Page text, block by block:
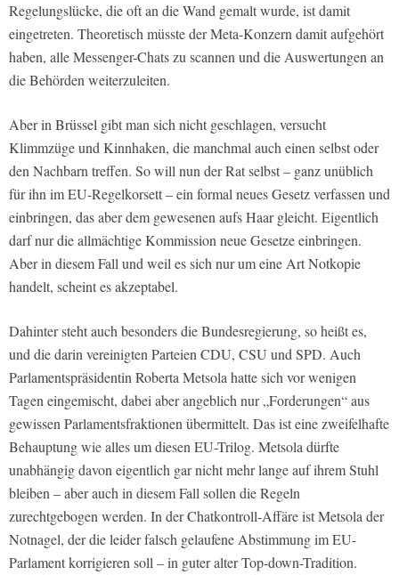
Regelungslücke, die oft an die Wand gemalt wurde, ist damit
eingetreten. Theoretisch müsste der Meta-Konzern damit aufgehört
haben, alle Messenger-Chats zu scannen und die Auswertungen an
die Behörden weiterzuleiten.
Aber in Brüssel gibt man sich nicht geschlagen, versucht
Klimmzüge und Kinnhaken, die manchmal auch einen selbst oder
den Nachbarn treffen. So will nun der Rat selbst – ganz unüblich
für ihn im EU-Regelkorsett – ein formal neues Gesetz verfassen und
einbringen, das aber dem gewesenen aufs Haar gleicht. Eigentlich
darf nur die allmächtige Kommission neue Gesetze einbringen.
Aber in diesem Fall und weil es sich nur um eine Art Notkopie
handelt, scheint es akzeptabel.
Dahinter steht auch besonders die Bundesregierung, so heißt es,
und die darin vereinigten Parteien CDU, CSU und SPD. Auch
Parlamentspräsidentin Roberta Metsola hatte sich vor wenigen
Tagen eingemischt, dabei aber angeblich nur „Forderungen“ aus
gewissen Parlamentsfraktionen übermittelt. Das ist eine zweifelhafte
Behauptung wie alles um diesen EU-Trilog. Metsola dürfte
unabhängig davon eigentlich gar nicht mehr lange auf ihrem Stuhl
bleiben – aber auch in diesem Fall sollen die Regeln
zurechtgebogen werden. In der Chatkontroll-Affäre ist Metsola der
Notnagel, der die leider falsch gelaufene Abstimmung im EU-
Parlament korrigieren soll – in guter alter Top-down-Tradition.